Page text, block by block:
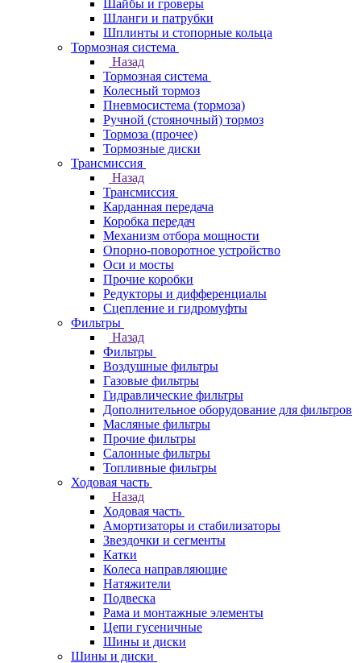
Шайбы и гроверы
Шланги и патрубки
Шплинты и стопорные кольца
Тормозная система
Назад
Тормозная система
Колесный тормоз
Пневмосиcтема (тормоза)
Ручной (стояночный) тормоз
Тормоза (прочее)
Тормозные диски
Трансмиссия
Назад
Трансмиссия
Карданная передача
Коробка передач
Механизм отбора мощности
Опорно-поворотное устройство
Оси и мосты
Прочие коробки
Редукторы и дифференциалы
Сцепление и гидромуфты
Фильтры
Назад
Фильтры
Воздушные фильтры
Газовые фильтры
Гидравлические фильтры
Дополнительное оборудование для фильтров
Масляные фильтры
Прочие фильтры
Салонные фильтры
Топливные фильтры
Ходовая часть
Назад
Ходовая часть
Амортизаторы и стабилизаторы
Звездочки и сегменты
Катки
Колеса направляющие
Натяжители
Подвеска
Рама и монтажные элементы
Цепи гусеничные
Шины и диски
Шины и диски